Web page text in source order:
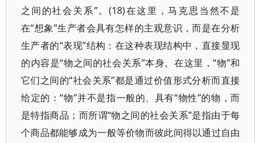
之间的社会关系”。(18)在这里，马克思当然不是
在“想象”生产者会具有怎样的主观意识，而是在分析
生产者的“表现”结构：在这种表现结构中，直接显现
的内容是“物之间的社会关系”本身。在这里，“物”和
它们之间的“社会关系”都是通过价值形式分析而直接
给定的：“物”并不是指一般的、具有“物性”的物，而
是特指商品；而所谓“物之间的社会关系”是指由于每
个商品都能够成为一般等价物而彼此间得以通过自由